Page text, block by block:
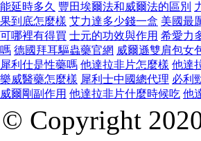
能延時多久 豐田埃爾法和威爾法的區別
果到底怎麼樣 艾力達多少錢一盒 美國最
可哪裡有得買 士元的功效與作用 希愛力
嗎 德國拜耳驅蟲藥官網 威爾遜雙肩包女
犀利仕是性藥嗎 他達拉非片怎麼樣 他達
樂威醫藥怎麼樣 犀利士中國總代理 必利
威爾剛副作用 他達拉非片什麼時候吃 他
© Copyright